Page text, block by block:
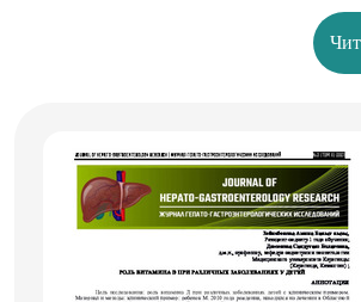
аскорбиновую кислоту в течении 3
заболевания. Доказано, что
нарушенного кишечного всасывания,
усвоения йода и является
терапии.